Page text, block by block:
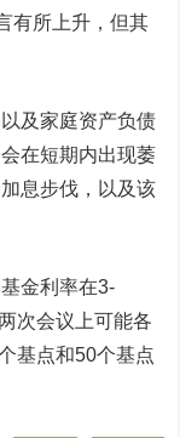
有所上升，但其
及家庭资产负债
在短期内出现萎
息步伐，以及该
金利率在3-
次会议上可能各
基点和50个基点